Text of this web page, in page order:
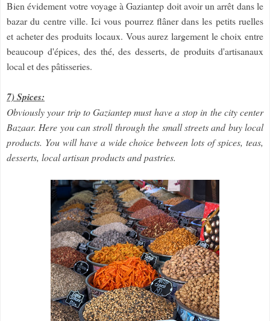
Bien évidement votre voyage à Gaziantep doit avoir un arrêt dans le
bazar du centre ville. Ici vous pourrez flâner dans les petits ruelles
et acheter des produits locaux. Vous aurez largement le choix entre
beaucoup d'épices, des thé, des desserts, de produits d'artisanaux
local et des pâtisseries.
7) Spices:
Obviously your trip to Gaziantep must have a stop in the city center
Bazaar. Here you can stroll through the small streets and buy local
products. You will have a wide choice between lots of spices, teas,
desserts, local artisan products and pastries.